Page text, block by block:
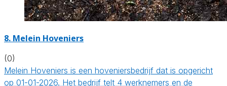
8. Melein Hoveniers
(0)
Melein Hoveniers is een hoveniersbedrijf dat is opgericht
op 01-01-2026. Het bedrijf telt 4 werknemers en de